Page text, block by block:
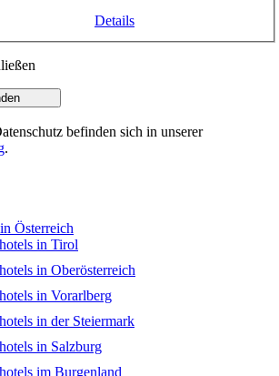
Details
befinden sich in unserer
.
Österreich
in Tirol
in Oberösterreich
in Vorarlberg
in der Steiermark
in Salzburg
im Burgenland